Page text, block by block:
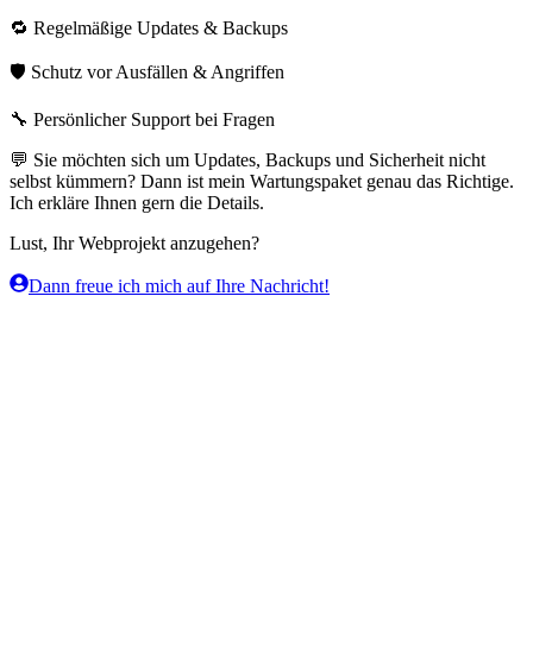
🔁 Regelmäßige Updates & Backups
🛡️ Schutz vor Ausfällen & Angriffen
🔧 Persönlicher Support bei Fragen
💬 Sie möchten sich um Updates, Backups und Sicherheit nicht
selbst kümmern? Dann ist mein Wartungspaket genau das Richtige.
Ich erkläre Ihnen gern die Details.
Lust, Ihr Webprojekt anzugehen?
Dann freue ich mich auf Ihre Nachricht!